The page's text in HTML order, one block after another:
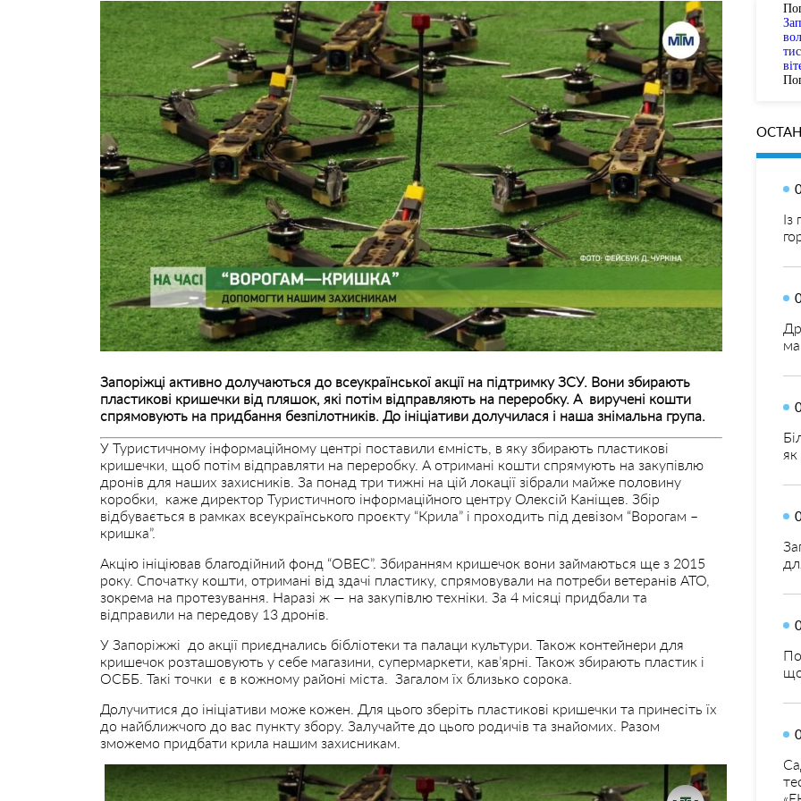
Запоріжці активно долучаються до всеукраїнської акції на підтримку ЗСУ. Вони збирають
пластикові кришечки від пляшок, які потім відправляють на переробку. А виручені кошти
спрямовують на придбання безпілотників. До ініціативи долучилася і наша знімальна група.
У Туристичному інформаційному центрі поставили ємність, в яку збирають пластикові
кришечки, щоб потім відправляти на переробку. А отримані кошти спрямують на закупівлю
дронів для наших захисників. За понад три тижні на цій локації зібрали майже половину
коробки, каже директор Туристичного інформаційного центру Олексій Каніщев. Збір
відбувається в рамках всеукраїнського проєкту “Крила” і проходить під девізом “Ворогам –
кришка”.
Акцію ініціював благодійний фонд “ОВЕС”. Збиранням кришечок вони займаються ще з 2015
року. Спочатку кошти, отримані від здачі пластику, спрямовували на потреби ветеранів АТО,
зокрема на протезування. Наразі ж — на закупівлю техніки. За 4 місяці придбали та
відправили на передову 13 дронів.
У Запоріжжі до акції приєднались бібліотеки та палаци культури. Також контейнери для
кришечок розташовують у себе магазини, супермаркети, кав’ярні. Також збирають пластик і
ОСББ. Такі точки є в кожному районі міста. Загалом їх близько сорока.
Долучитися до ініціативи може кожен. Для цього зберіть пластикові кришечки та принесіть їх
до найближчого до вас пункту збору. Залучайте до цього родичів та знайомих. Разом
зможемо придбати крила нашим захисникам.